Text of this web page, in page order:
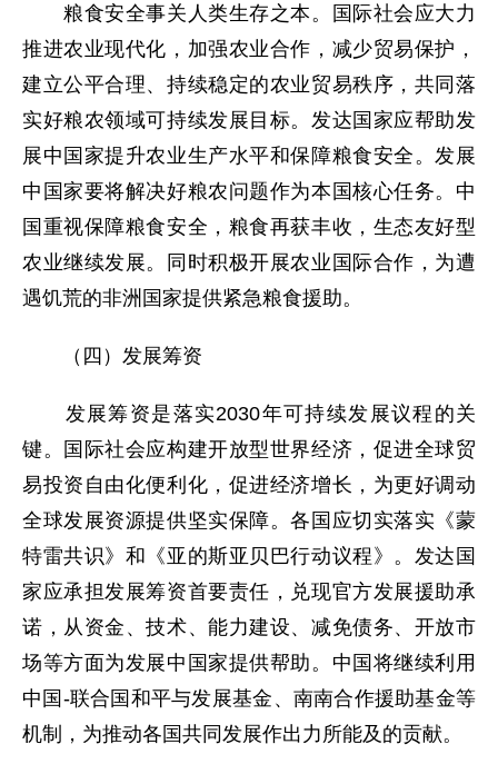
粮食安全事关人类生存之本。国际社会应大力
推进农业现代化，加强农业合作，减少贸易保护，
建立公平合理、持续稳定的农业贸易秩序，共同落
实好粮农领域可持续发展目标。发达国家应帮助发
展中国家提升农业生产水平和保障粮食安全。发展
中国家要将解决好粮农问题作为本国核心任务。中
国重视保障粮食安全，粮食再获丰收，生态友好型
农业继续发展。同时积极开展农业国际合作，为遭
遇饥荒的非洲国家提供紧急粮食援助。
（四）发展筹资
发展筹资是落实2030年可持续发展议程的关
键。国际社会应构建开放型世界经济，促进全球贸
易投资自由化便利化，促进经济增长，为更好调动
全球发展资源提供坚实保障。各国应切实落实《蒙
特雷共识》和《亚的斯亚贝巴行动议程》。发达国
家应承担发展筹资首要责任，兑现官方发展援助承
诺，从资金、技术、能力建设、减免债务、开放市
场等方面为发展中国家提供帮助。中国将继续利用
中国-联合国和平与发展基金、南南合作援助基金等
机制，为推动各国共同发展作出力所能及的贡献。